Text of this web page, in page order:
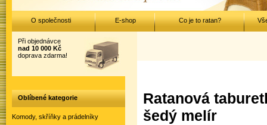
Ratanová
šedý melír
Při objednávce
nad 10 000 Kč
doprava zdarma!
Oblíbené kategorie
Komody, skříňky a prádelníky
O společnosti E-shop Co je to ratan?